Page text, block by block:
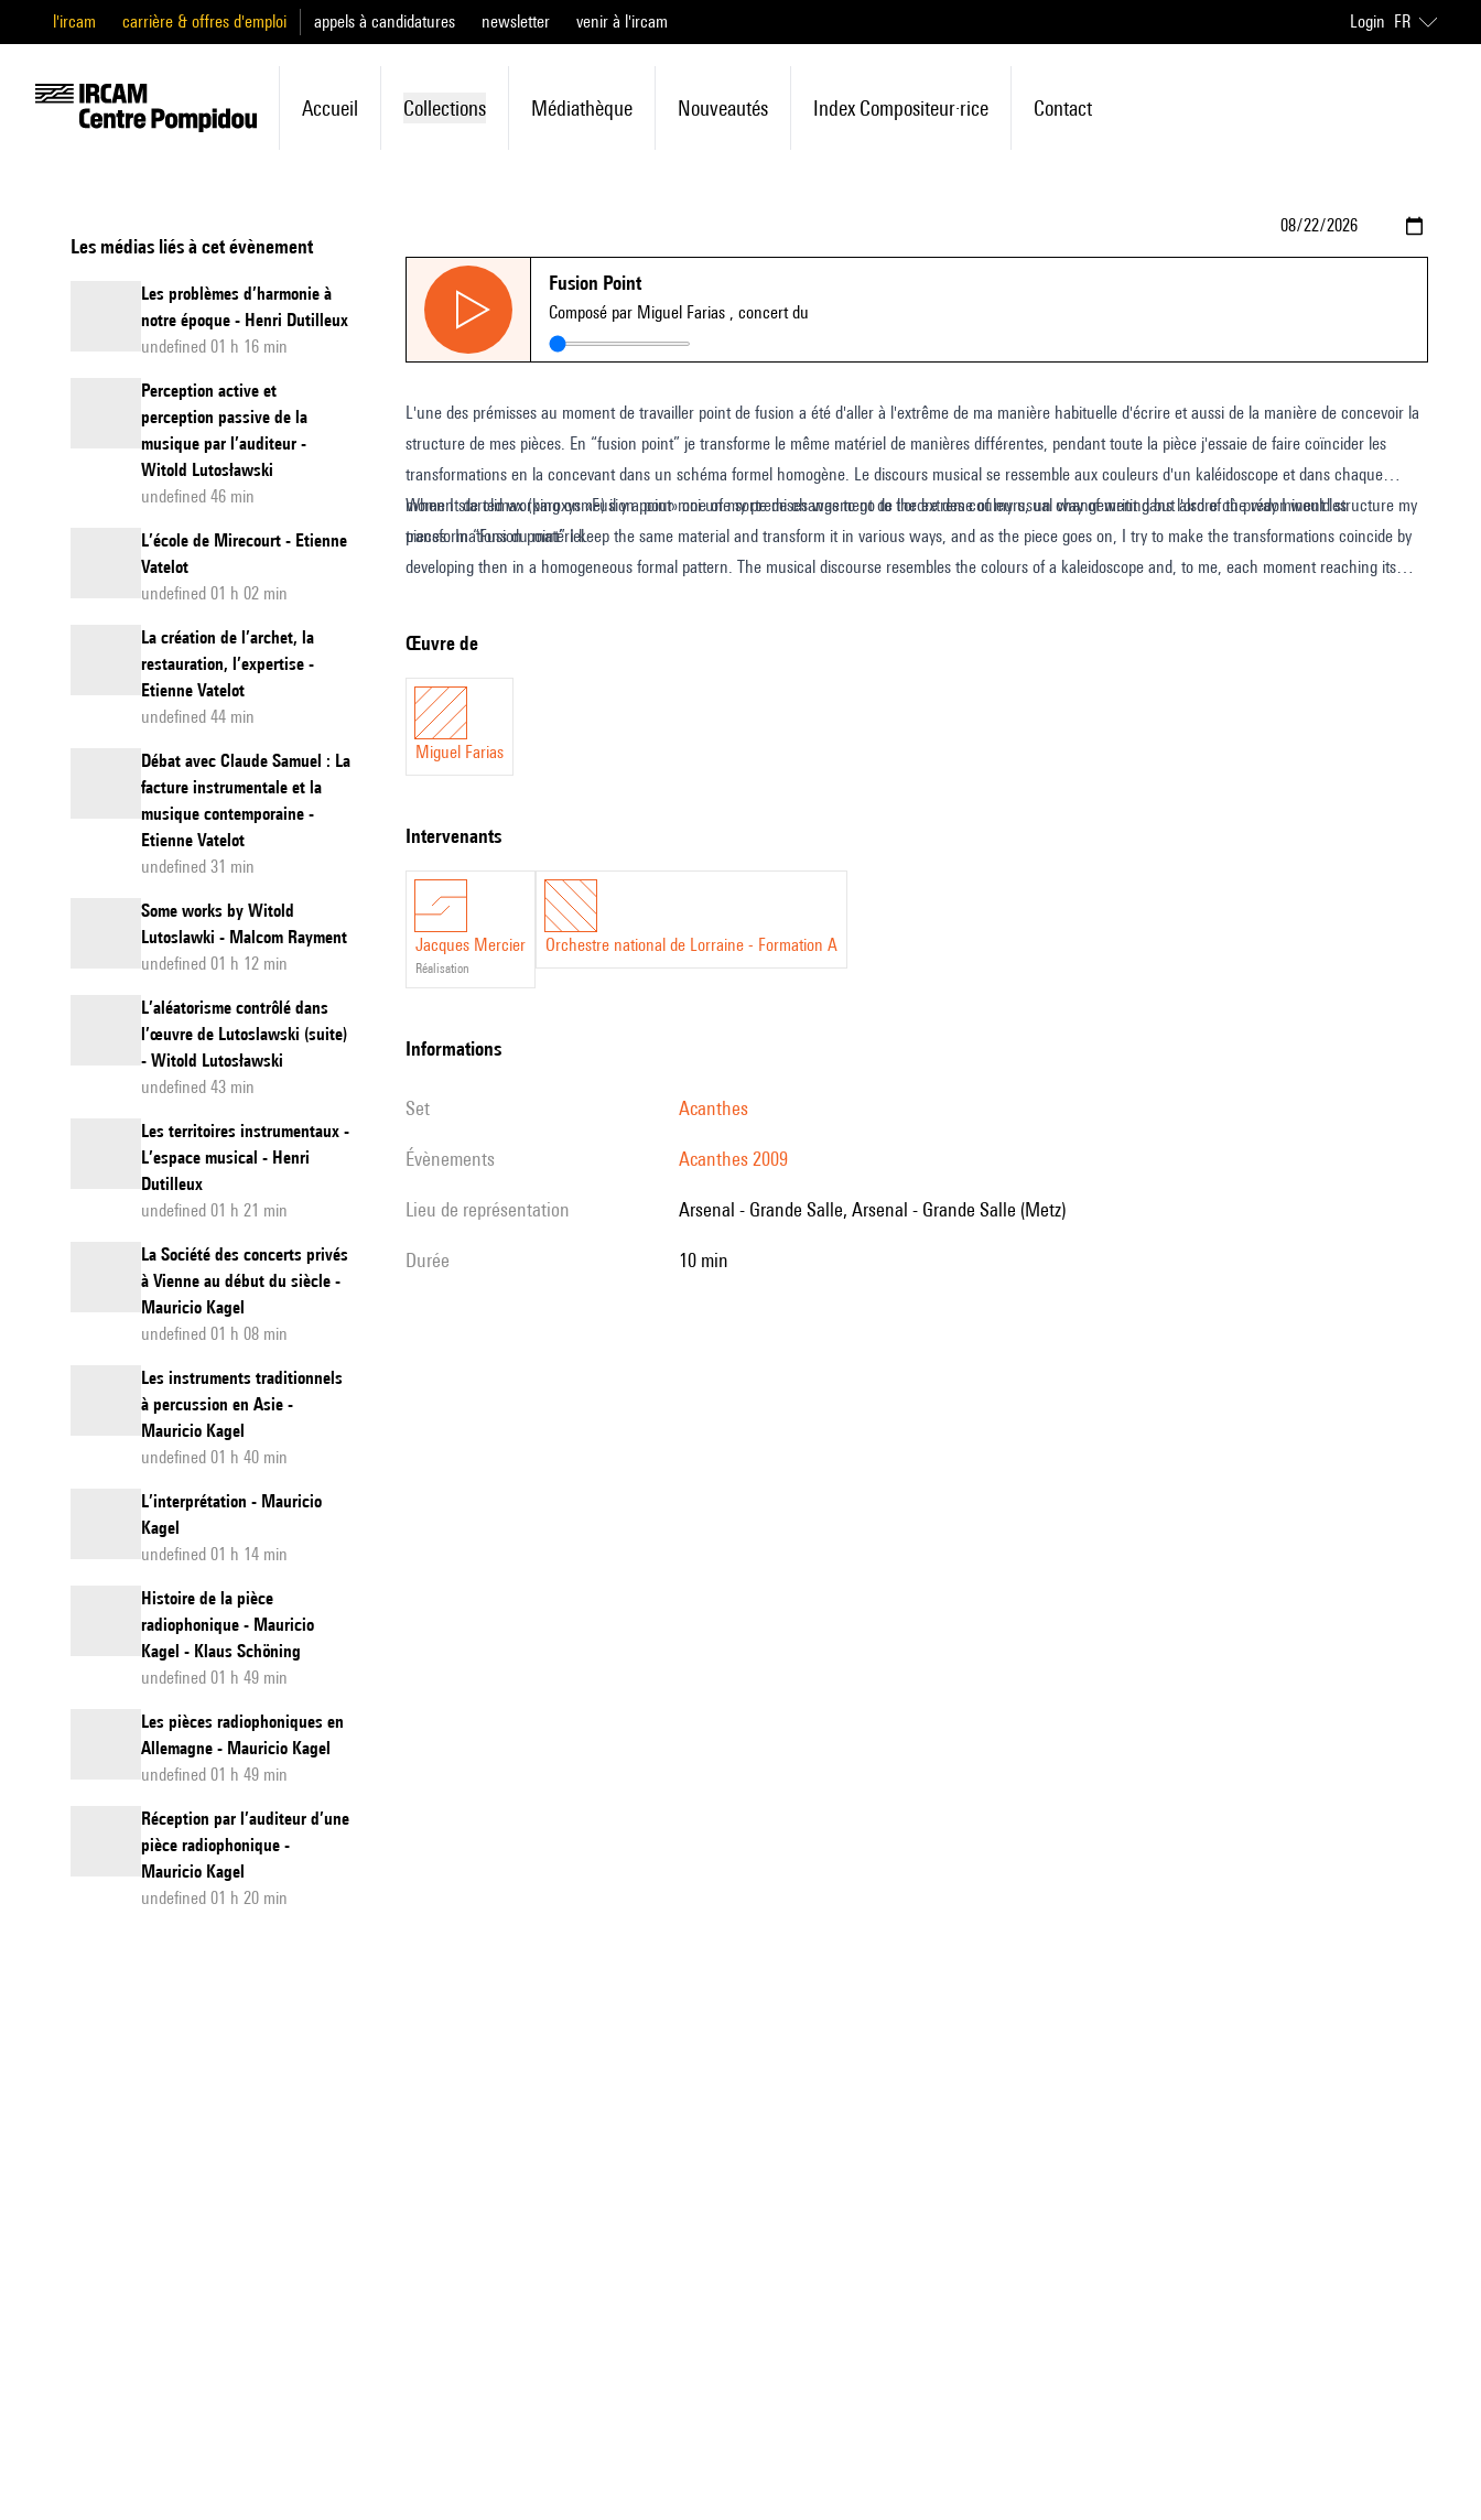
l'ircam carrière & offres d'emploi appels à candidatures newsletter venir à l'ircam Login FR
Accueil Collections Médiathèque Nouveautés Index Compositeur·rice Contact
Les médias liés à cet évènement
Les problèmes d’harmonie à
notre époque - Henri Dutilleux
undefined 01 h 16 min
Perception active et
perception passive de la
musique par l’auditeur -
Witold Lutosławski
undefined 46 min
L’école de Mirecourt - Etienne
Vatelot
undefined 01 h 02 min
La création de l’archet, la
restauration, l’expertise -
Etienne Vatelot
undefined 44 min
Débat avec Claude Samuel : La
facture instrumentale et la
musique contemporaine -
Etienne Vatelot
undefined 31 min
Some works by Witold
Lutoslawki - Malcom Rayment
undefined 01 h 12 min
L’aléatorisme contrôlé dans
l’œuvre de Lutoslawski (suite)
- Witold Lutosławski
undefined 43 min
Les territoires instrumentaux -
L’espace musical - Henri
Dutilleux
undefined 01 h 21 min
La Société des concerts privés
à Vienne au début du siècle -
Mauricio Kagel
undefined 01 h 08 min
Les instruments traditionnels
à percussion en Asie -
Mauricio Kagel
undefined 01 h 40 min
L’interprétation - Mauricio
Kagel
undefined 01 h 14 min
Histoire de la pièce
radiophonique - Mauricio
Kagel - Klaus Schöning
undefined 01 h 49 min
Les pièces radiophoniques en
Allemagne - Mauricio Kagel
undefined 01 h 49 min
Réception par l’auditeur d’une
pièce radiophonique -
Mauricio Kagel
undefined 01 h 20 min
Fusion Point
Composé par Miguel Farias , concert du
L'une des prémisses au moment de travailler point de fusion a été d'aller à l'extrême de ma manière habituelle d'écrire et aussi de la manière de concevoir la
structure de mes pièces. En “fusion point” je transforme le même matériel de manières différentes, pendant toute la pièce j'essaie de faire coïncider les
transformations en la concevant dans un schéma formel homogène. Le discours musical se ressemble aux couleurs d'un kaléidoscope et dans chaque
moment de climax (paroxysme) il y a pour moi une sorte de changement de l'ordre des couleurs, un changement dans l'ordre où prédominent les
transformations du matériel.
When I started working on «Fusion point» one of my premises was to go to the extreme of my usual way of writing but also of the way I would structure my
pieces. In “Fusion point” I keep the same material and transform it in various ways, and as the piece goes on, I try to make the transformations coincide by
developing then in a homogeneous formal pattern. The musical discourse resembles the colours of a kaleidoscope and, to me, each moment reaching its
Œuvre de
Miguel Farias
intervenants
Jacques Mercier
réalisation
Orchestre national de Lorraine - Formation A
informations
set Acanthes
évènements Acanthes 2009
Lieu de représentation Arsenal - Grande Salle, Arsenal - Grande Salle (Metz)
durée 10 min